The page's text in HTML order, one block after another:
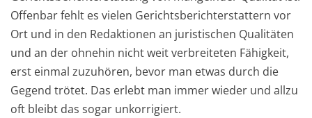
Offenbar fehlt es vielen Gerichtsberichterstattern vor
Ort und in den Redaktionen an juristischen Qualitäten
und an der ohnehin nicht weit verbreiteten Fähigkeit,
erst einmal zuzuhören, bevor man etwas durch die
Gegend trötet. Das erlebt man immer wieder und allzu
oft bleibt das sogar unkorrigiert.